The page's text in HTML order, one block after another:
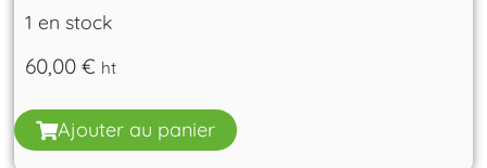
1 en stock
60,00€ ht
Ajouter au panier